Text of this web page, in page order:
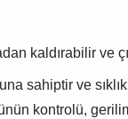
kaldırabilir ve
sahiptir ve
kontrolü,